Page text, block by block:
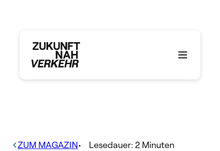
ZUM MAGAZIN• Lesedauer: 2 Minuten